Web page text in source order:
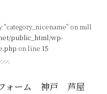
on null
public_html/wp-
on line 15
ォーム 神戸 芦屋